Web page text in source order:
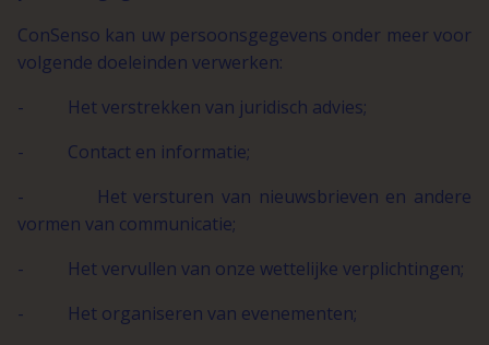
ConSenso kan uw persoonsgegevens onder meer voor
volgende doeleinden verwerken:
- Het verstrekken van juridisch advies;
- Contact en informatie;
- Het versturen van nieuwsbrieven en andere
vormen van communicatie;
- Het vervullen van onze wettelijke verplichtingen;
- Het organiseren van evenementen;